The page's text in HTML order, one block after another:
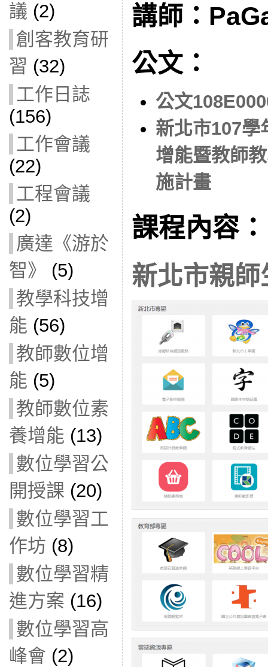
議 (2)
創客教育研
習 (32)
工作日誌
(156)
工作會議
(22)
工程會議
(2)
廣達《游於
智》
(5)
教學科技增
能 (56)
教師數位增
能 (5)
教師數位素
養增能 (13)
數位學習公
開授課 (20)
數位學習工
作坊 (8)
數位學習精
進方案 (16)
數位學習高
峰會 (2)
講師：
公文：
公文
新北市107學
增能暨教師
施計畫
課程內容：
新北市親師